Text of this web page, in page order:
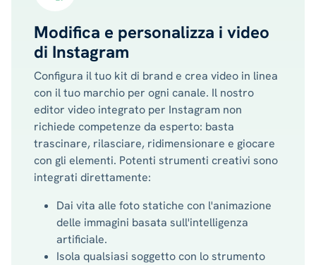
Modifica e personalizza i video
di Instagram
Configura il tuo kit di brand e crea video in linea
con il tuo marchio per ogni canale. Il nostro
editor video integrato per Instagram non
richiede competenze da esperto: basta
trascinare, rilasciare, ridimensionare e giocare
con gli elementi. Potenti strumenti creativi sono
integrati direttamente:
Dai vita alle foto statiche con l'animazione
delle immagini basata sull'intelligenza
artificiale.
Isola qualsiasi soggetto con lo strumento